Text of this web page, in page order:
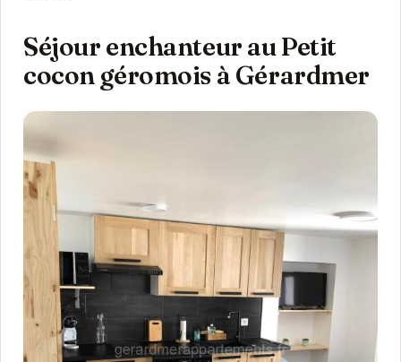
Séjour enchanteur au Petit
cocon géromois à Gérardmer